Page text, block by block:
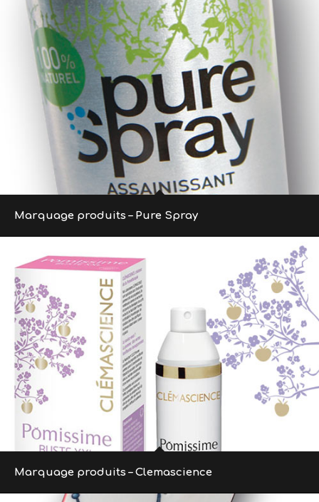
Marquage produits – Pure Spray
Marquage produits – Clemascience